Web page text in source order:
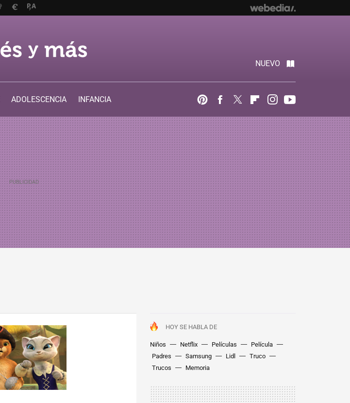
NUEVO
ADOLESCENCIA
INFANCIA
PinterestFacebook
Twitter FlipboardInstagram
HOY SE HABLA DE
Niños Netflix Películas
Película
Padres
Samsung Lidl
Truco
Trucos
Memoria